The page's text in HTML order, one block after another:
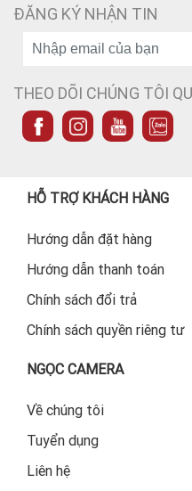
ĐĂNG KÝ NHẬN TIN
THEO DÕI CHÚNG TÔI
HỖ TRỢ KHÁCH HÀNG
Hướng dẫn đặt hàng
Hướng dẫn thanh toán
Chính sách đổi trả
Chính sách quyền riêng tư
NGỌC CAMERA
Về chúng tôi
Tuyển dụng
Liên hệ